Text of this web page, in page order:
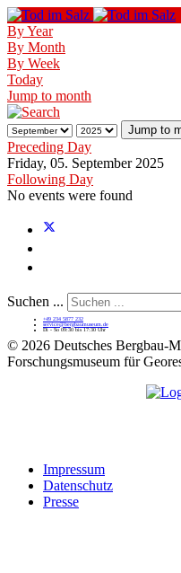
By Year
By Month
By Week
Today
Jump to month
Jump to
Preceding Day
Friday, 05. September 2025
Following Day
No events were found
Suchen ...
+49 234 5877 232
service@bergbaumuseum.de
Di - So 09:30 bis 17:30 Uhr
© 2026 Deutsches Bergbau-
Forschungsmuseum für
Impressum
Datenschutz
Presse